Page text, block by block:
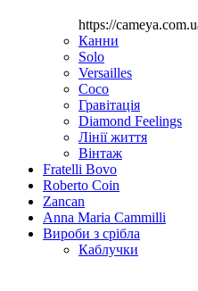
https://
Канни
Solo
Versailles
Coco
Гравітація
Diamond Feelings
Лінії життя
Вінтаж
Fratelli Bovo
Roberto Coin
Zancan
Anna Maria Cammilli
Вироби з срібла
Каблучки